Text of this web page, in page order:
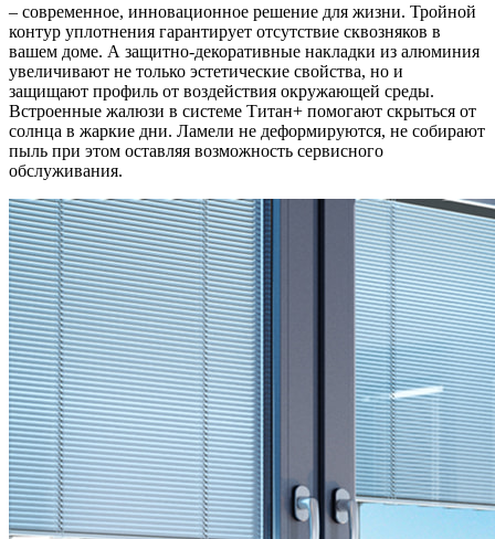
– современное, инновационное решение для жизни. Тройной
контур уплотнения гарантирует отсутствие сквозняков в
вашем доме. А защитно-декоративные накладки из алюминия
увеличивают не только эстетические свойства, но и
защищают профиль от воздействия окружающей среды.
Встроенные жалюзи в системе Титан+ помогают скрыться от
солнца в жаркие дни. Ламели не деформируются, не собирают
пыль при этом оставляя возможность сервисного
обслуживания.